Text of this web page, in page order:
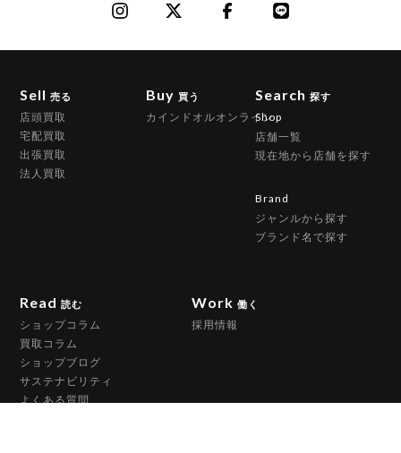
Sell売る
店頭買取
宅配買取
出張買取
法人買取
Buy 買う
カインドオルオンライン
Search 探す
Shop
店舗一覧
現在地から店舗を探す
Brand
ジャンルから探す
ブランド名で探す
Read読む
ショップコラム
買取コラム
ショップブログ
サステナビリティ
よくある質問
Work 働く
採用情報